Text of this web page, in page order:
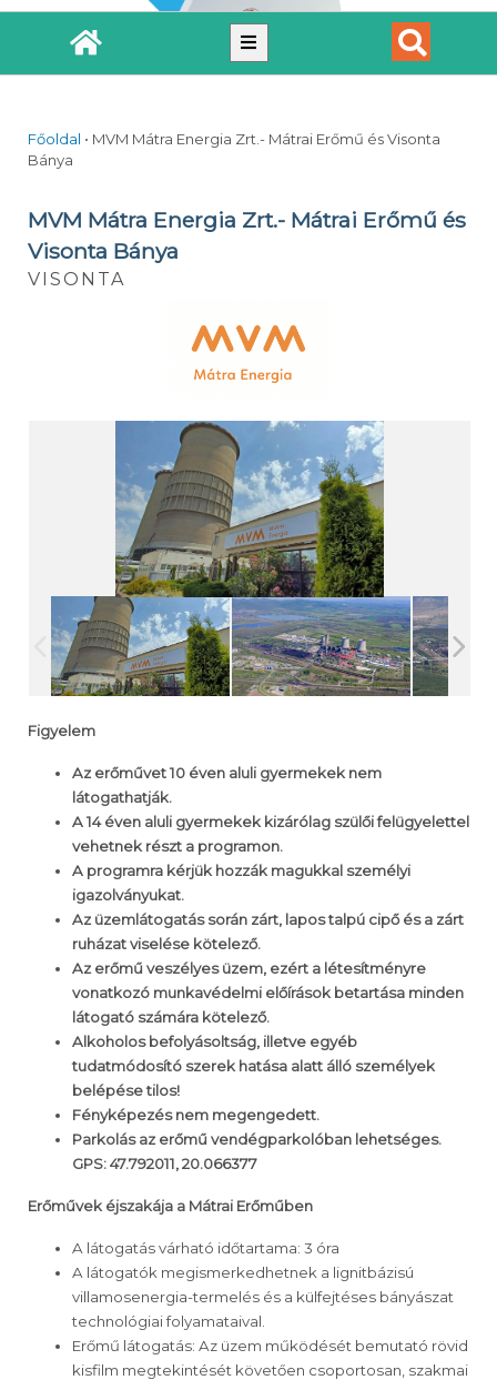
Főoldal • MVM Mátra Energia Zrt.- Mátrai Erőmű és Visonta
Bánya
MVM Mátra Energia Zrt.- Mátrai Erőmű és
Visonta Bánya
VISONTA
Figyelem
Az erőművet 10 éven aluli gyermekek nem
látogathatják.
A 14 éven aluli gyermekek kizárólag szülői felügyelettel
vehetnek részt a programon.
A programra kérjük hozzák magukkal személyi
igazolványukat.
Az üzemlátogatás során zárt, lapos talpú cipő és a zárt
ruházat viselése kötelező.
Az erőmű veszélyes üzem, ezért a létesítményre
vonatkozó munkavédelmi előírások betartása minden
látogató számára kötelező.
Alkoholos befolyásoltság, illetve egyéb
tudatmódosító szerek hatása alatt álló személyek
belépése tilos!
Fényképezés nem megengedett.
Parkolás az erőmű vendégparkolóban lehetséges.
GPS: 47.792011, 20.066377
Erőművek éjszakája a Mátrai Erőműben
A látogatás várható időtartama: 3 óra
A látogatók megismerkedhetnek a lignitbázisú
villamosenergia-termelés és a külfejtéses bányászat
technológiai folyamataival.
Erőmű látogatás: Az üzem működését bemutató rövid
kisfilm megtekintését követően csoportosan, szakmai